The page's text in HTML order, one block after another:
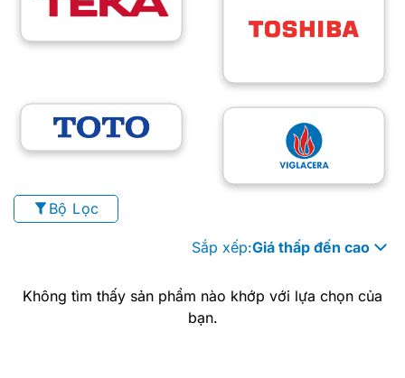
Bộ Lọc
Sắp xếp:Giá thấp đến cao
Không tìm thấy sản phẩm nào khớp với lựa chọn của
bạn.